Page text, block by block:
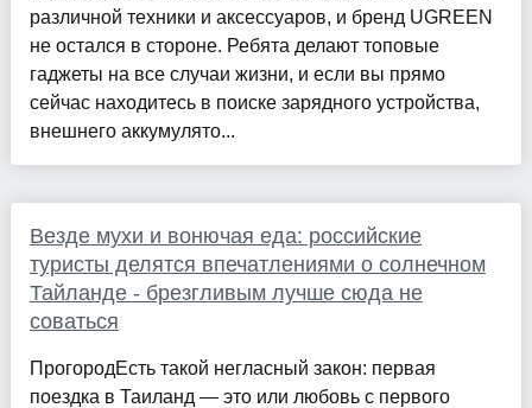
различной техники и аксессуаров, и бренд UGREEN
не остался в стороне. Ребята делают топовые
гаджеты на все случаи жизни, и если вы прямо
сейчас находитесь в поиске зарядного устройства,
внешнего аккумулято...
Везде мухи и вонючая еда: российские
туристы делятся впечатлениями о солнечном
Тайланде - брезгливым лучше сюда не
соваться
ПрогородЕсть такой негласный закон: первая
поездка в Таиланд — это или любовь с первого